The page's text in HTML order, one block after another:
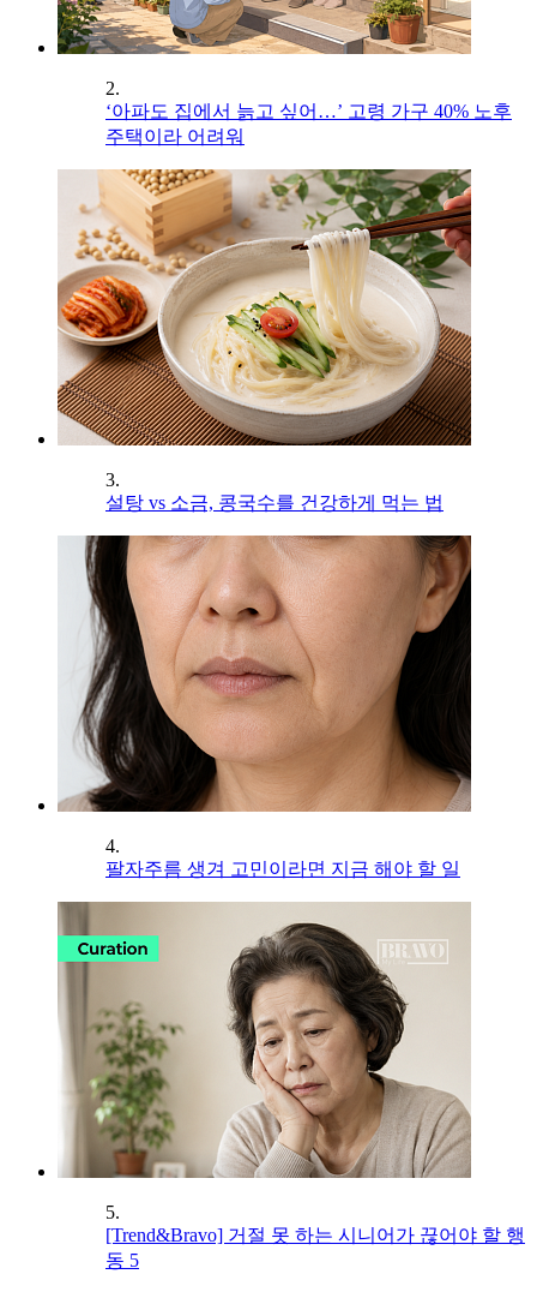
2.
‘아파도 집에서 늙고 싶어…’ 고령 가구 40% 노후
주택이라 어려워
3.
설탕 vs 소금, 콩국수를 건강하게 먹는 법
4.
팔자주름 생겨 고민이라면 지금 해야 할 일
5.
[Trend&Bravo] 거절 못 하는 시니어가 끊어야 할 행
동 5